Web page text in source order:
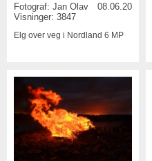
Fotograf: Jan Olav
08.06.2015
Visninger: 3847
Elg over veg i Nordland 6 MP